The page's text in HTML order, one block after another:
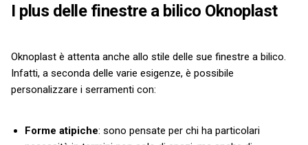
I plus delle finestre a bilico Oknoplast
Oknoplast è attenta anche allo stile delle sue finestre a bilico.
Infatti, a seconda delle varie esigenze, è possibile
personalizzare i serramenti con:
Forme atipiche: sono pensate per chi ha particolari